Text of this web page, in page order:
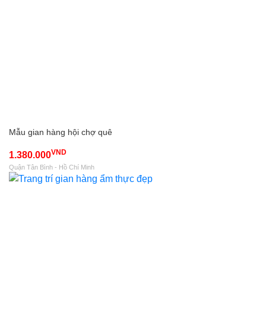
Mẫu gian hàng hội chợ quê
1.380.000VND
Quận Tân Bình - Hồ Chí Minh